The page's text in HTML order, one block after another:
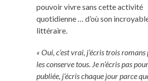
pouvoir vivre sans cette activité
quotidienne … d’où son
littéraire.
« Oui, c’est vrai, j’écris trois
les conserve tous. Je n’écris pas
publiée, j’écris chaque jour parce